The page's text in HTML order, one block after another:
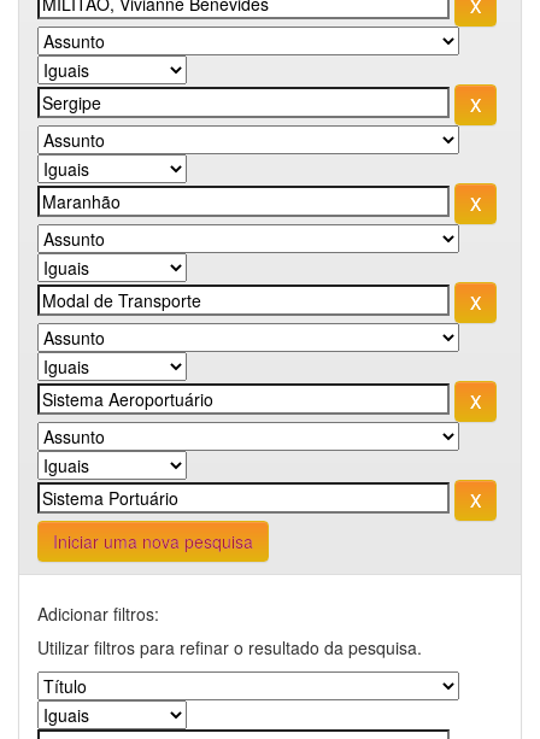
Iniciar uma nova pesquisa
Adicionar filtros:
Utilizar filtros para refinar o resultado da pesquisa.